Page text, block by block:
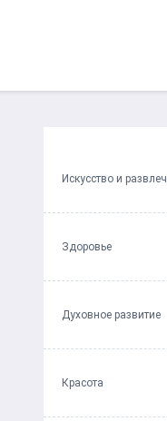
Искусство и
Здоровье
Духовное развитие
Красота